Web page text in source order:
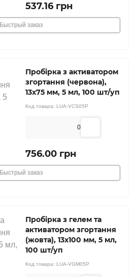
537.16 грн
Быстрый заказ
Пробірка з активатором
згортання (червона),
13х75 мм, 5 мл, 100 шт/уп
Код товара: LUA-VCS05P
0
756.00 грн
Быстрый заказ
Пробірка з гелем та
активатором згортання
(жовта), 13х100 мм, 5 мл,
100 шт/уп
Код товара: LUA-VGM05P